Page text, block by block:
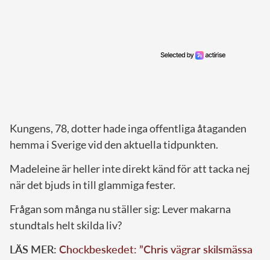
Kungens, 78, dotter hade inga offentliga åtaganden
hemma i Sverige vid den aktuella tidpunkten.
Madeleine är heller inte direkt känd för att tacka nej
när det bjuds in till glammiga fester.
Frågan som många nu ställer sig: Lever makarna
stundtals helt skilda liv?
LÄS MER: Chockbeskedet: ”Chris vägrar skilsmässa